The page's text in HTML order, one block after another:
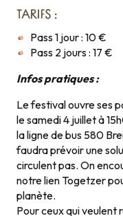
TARIFS :
Pass 1 jour : 10 €
Pass 2 jours : 17 €
Infos pratiques :
Le festival ouvre ses
le samedi 4 juillet à
la ligne de bus 580
faudra prévoir une
circulent pas. On
notre lien Togetzer
planète.
Pour ceux qui veulent